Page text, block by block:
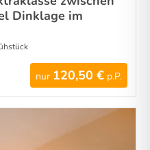
Dinklage im
nur 120,50 € p.P.